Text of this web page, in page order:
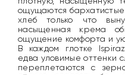
ощущаются бархатистые
хлеб только что
насыщенная крема
ощущение комфорта и
В каждом глотке
едва уловимые оттенки
переплетаются с